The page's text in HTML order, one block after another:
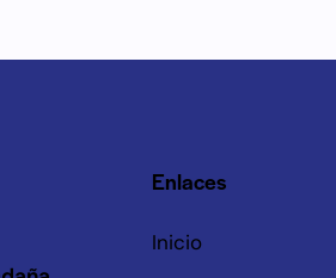
Enlaces
Inicio